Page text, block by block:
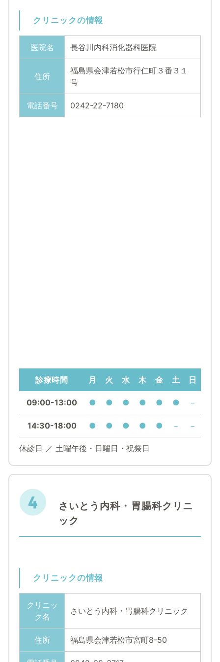
クリニックの情報
医院名 長谷川内科消化器科医院
住所
福島県会津若松市行仁町３番３１
号
電話番号 0242-22-7180
診療時間 月 火 水 木 金 土 日
09:00-13:00 ● ● ● ● ● ● −
14:30-18:00 ● ● ● ● ● − −
休診日 ／ 土曜午後・日曜日・祝祭日
さいとう内科・胃腸科クリニ
ック
クリニックの情報
クリニッ
ク名
さいとう内科・胃腸科クリニック
住所 福島県会津若松市宮町8-50